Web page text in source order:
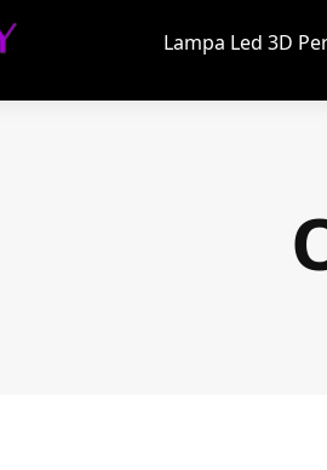
Lampa Led 3D